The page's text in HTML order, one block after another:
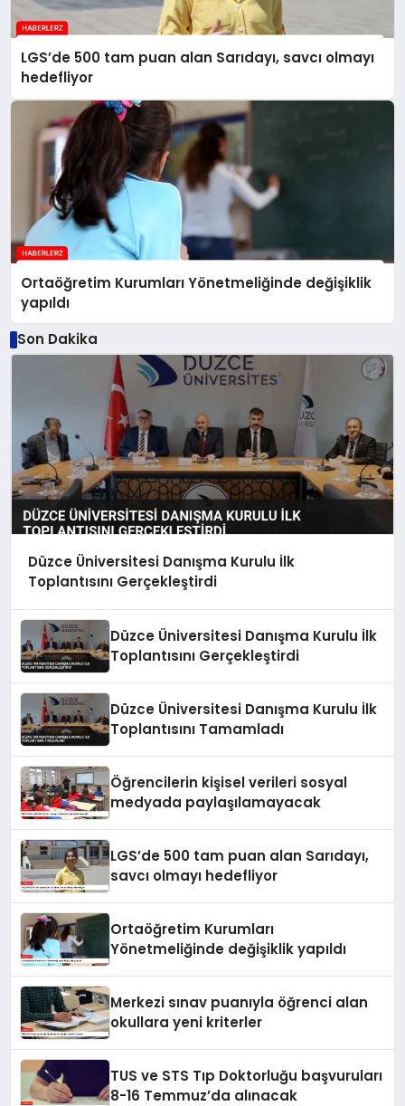
LGS’de 500 tam puan alan Sarıdayı, savcı olmayı
hedefliyor
Ortaöğretim Kurumları Yönetmeliğinde değişiklik
yapıldı
Son Dakika
Düzce Üniversitesi Danışma Kurulu İlk
Toplantısını Gerçekleştirdi
Düzce Üniversitesi Danışma Kurulu İlk
Toplantısını Gerçekleştirdi
Düzce Üniversitesi Danışma Kurulu İlk
Toplantısını Tamamladı
Öğrencilerin kişisel verileri sosyal
medyada paylaşılamayacak
LGS’de 500 tam puan alan Sarıdayı,
savcı olmayı hedefliyor
Ortaöğretim Kurumları
Yönetmeliğinde değişiklik yapıldı
Merkezi sınav puanıyla öğrenci alan
okullara yeni kriterler
TUS ve STS Tıp Doktorluğu başvuruları
8-16 Temmuz’da alınacak